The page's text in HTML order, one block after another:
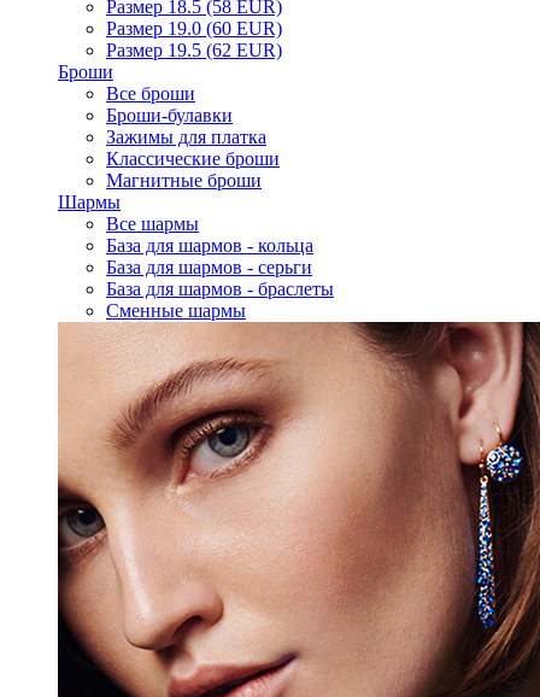
Размер 18.5 (58 EUR)
Размер 19.0 (60 EUR)
Размер 19.5 (62 EUR)
Броши
Все броши
Броши-булавки
Зажимы для платка
Классические броши
Магнитные броши
Шармы
Все шармы
База для шармов - кольца
База для шармов - серьги
База для шармов - браслеты
Сменные шармы